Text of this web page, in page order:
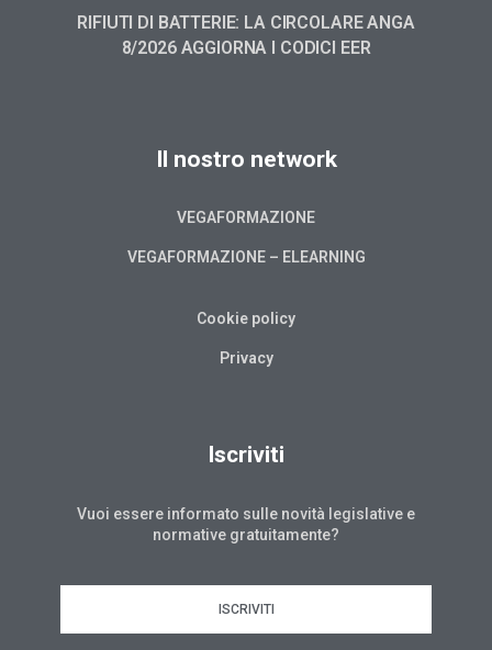
RIFIUTI DI BATTERIE: LA CIRCOLARE ANGA
8/2026 AGGIORNA I CODICI EER
Il nostro network
VEGAFORMAZIONE
VEGAFORMAZIONE – ELEARNING
Cookie policy
Privacy
Iscriviti
Vuoi essere informato sulle novità legislative e
normative gratuitamente?
ISCRIVITI